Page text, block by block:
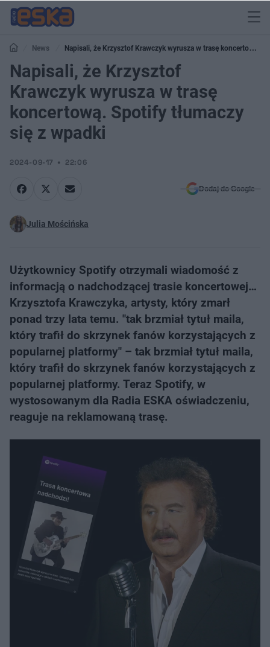
News
Napisali, że Krzysztof Krawczyk wyrusza w trasę koncertową.
Spotify tłumaczy się z wpadki
Napisali, że Krzysztof
Krawczyk wyrusza w trasę
koncertową. Spotify tłumaczy
się z wpadki
2024-09-17 22:06
Dodaj do Google
Julia Mościńska
Użytkownicy Spotify otrzymali wiadomość z
informacją o nadchodzącej trasie koncertowej…
Krzysztofa Krawczyka, artysty, który zmarł
ponad trzy lata temu. "tak brzmiał tytuł maila,
który trafił do skrzynek fanów korzystających z
popularnej platformy" – tak brzmiał tytuł maila,
który trafił do skrzynek fanów korzystających z
popularnej platformy. Teraz Spotify, w
wystosowanym dla Radia ESKA oświadczeniu,
reaguje na reklamowaną trasę.